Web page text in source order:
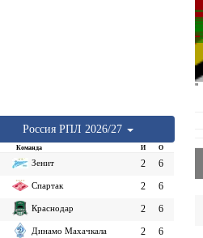
Россия РПЛ 2026/27
Команда И О
Зенит 2
6
Спартак 2
6
Краснодар 2
6
Динамо Махачкала 2
6
''